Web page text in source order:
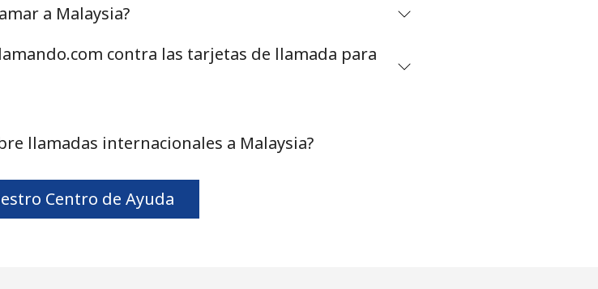
24 min por ⁦€10⁩
44 min por ⁦€10⁩
a Malaysia?
contra las tarjetas de llamada para
llamadas internacionales a Malaysia?
Centro de Ayuda